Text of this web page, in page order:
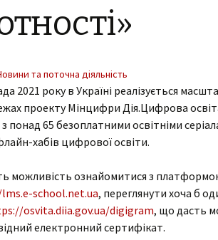
та поточна діяльність
2021 року в Україні реалізується
проекту Мінцифри Дія.Цифрова
понад 65 безоплатними освітніми
хабів цифрової освіти.
можливість ознайомитися з
school.net.ua, переглянути хоча б
osvita.diia.gov.ua/digigram, що дасть
електронний сертифікат.